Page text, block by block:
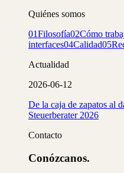
Quiénes somos
01Filosofía02Cómo
interfaces04Calidad05
Actualidad
2026-06-12
De la caja de zapatos al
Steuerberater 2026
Contacto
Conózcanos.